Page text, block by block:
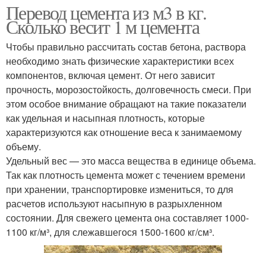
Перевод цемента из м3 в кг.
Сколько весит 1 м цемента
Чтобы правильно рассчитать состав бетона, раствора
необходимо знать физические характеристики всех
компонентов, включая цемент. От него зависит
прочность, морозостойкость, долговечность смеси. При
этом особое внимание обращают на такие показатели
как удельная и насыпная плотность, которые
характеризуются как отношение веса к занимаемому
объему.
Удельный вес — это масса вещества в единице объема.
Так как плотность цемента может с течением времени
при хранении, транспортировке измениться, то для
расчетов используют насыпную в разрыхленном
состоянии. Для свежего цемента она составляет 1000-
1100 кг/м³, для слежавшегося 1500-1600 кг/см³.